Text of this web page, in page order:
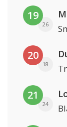
19
26
20
18
21
24